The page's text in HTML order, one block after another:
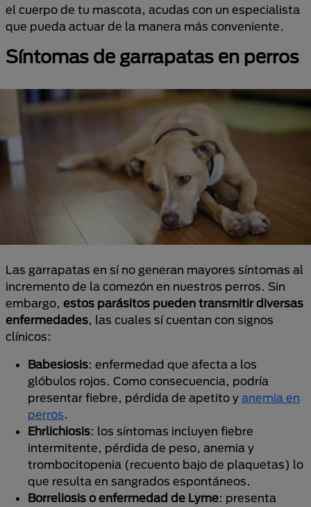
el cuerpo de tu mascota, acudas con un especialista
que pueda actuar de la manera más conveniente.
Síntomas de garrapatas en perros
Las garrapatas en sí no generan mayores síntomas al
incremento de la comezón en nuestros perros. Sin
embargo, estos parásitos pueden transmitir diversas
enfermedades, las cuales sí cuentan con signos
clínicos:
Babesiosis: enfermedad que afecta a los
glóbulos rojos. Como consecuencia, podría
presentar fiebre, pérdida de apetito y anemia en
perros.
Ehrlichiosis: los síntomas incluyen fiebre
intermitente, pérdida de peso, anemia y
trombocitopenia (recuento bajo de plaquetas) lo
que resulta en sangrados espontáneos.
Borreliosis o enfermedad de Lyme: presenta